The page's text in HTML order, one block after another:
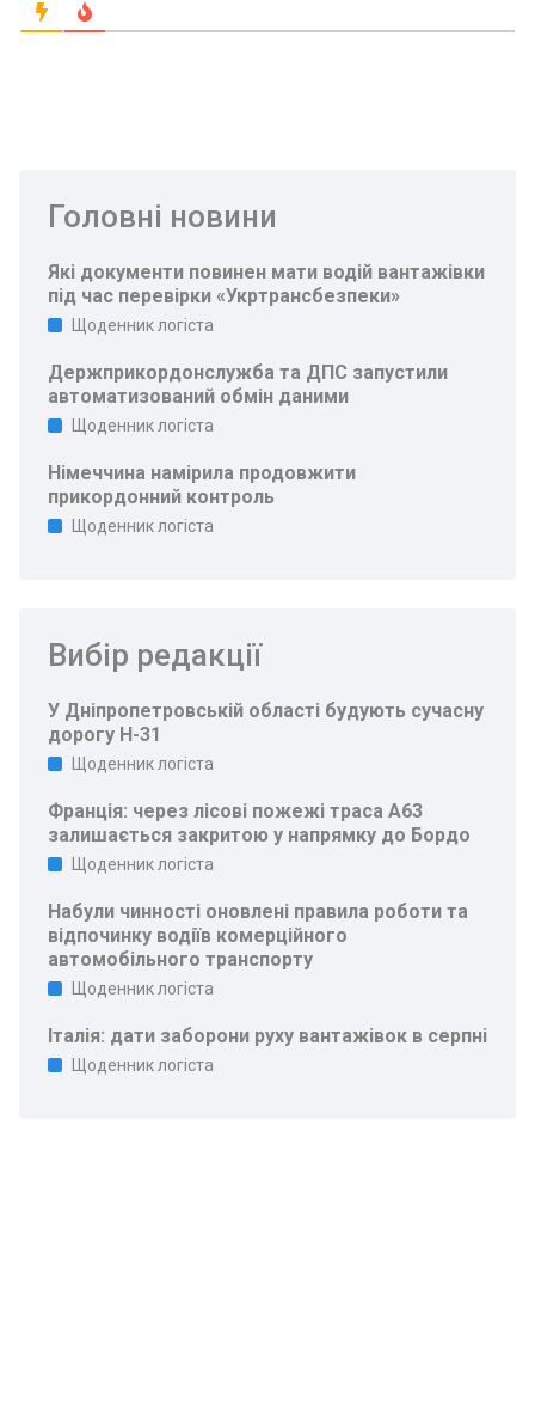
Головні новини
Які документи повинен мати водій вантажівки
під час перевірки «Укртрансбезпеки»
Щоденник логіста
Держприкордонслужба та ДПС запустили
автоматизований обмін даними
Щоденник логіста
Німеччина намірила продовжити
прикордонний контроль
Щоденник логіста
Вибір редакції
У Дніпропетровській області будують сучасну
дорогу Н-31
Щоденник логіста
Франція: через лісові пожежі траса A63
залишається закритою у напрямку до Бордо
Щоденник логіста
Набули чинності оновлені правила роботи та
відпочинку водіїв комерційного
автомобільного транспорту
Щоденник логіста
Італія: дати заборони руху вантажівок в серпні
Щоденник логіста